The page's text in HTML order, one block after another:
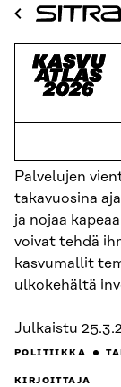
Siirry
sisältöön
Sitra
Kasvuatlas
ETUSIVU
Palvelujen
takavuosina
ja nojaa
voivat tehdä
kasvumallit
ulkokehältä
Julkaistu
POLITIIKKA
KIRJOITTAJA